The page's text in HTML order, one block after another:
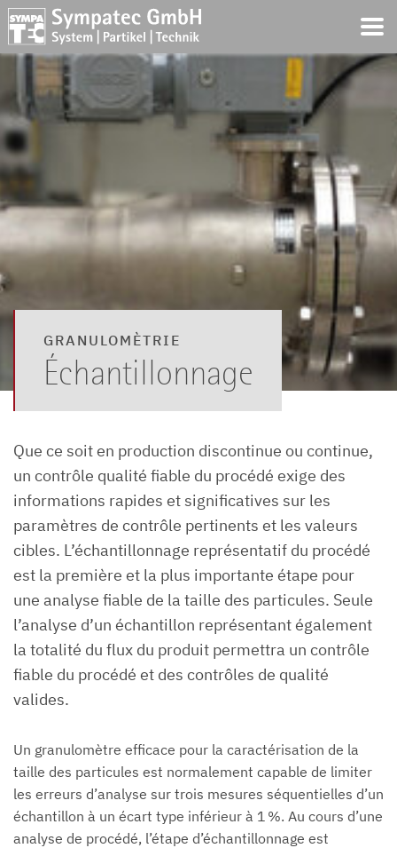
GRANULOMÈTRIE
Échantillonnage
Que ce soit en production discontinue ou continue,
un contrôle qualité fiable du procédé exige des
informations rapides et significatives sur les
paramètres de contrôle pertinents et les valeurs
cibles. L’échantillonnage représentatif du procédé
est la première et la plus importante étape pour
une analyse fiable de la taille des particules. Seule
l’analyse d’un échantillon représentant également
la totalité du flux du produit permettra un contrôle
fiable du procédé et des contrôles de qualité
valides.
Un granulomètre efficace pour la caractérisation de la
taille des particules est normalement capable de limiter
les erreurs d’analyse sur trois mesures séquentielles d’un
échantillon à un écart type inférieur à 1 %. Au cours d’une
analyse de procédé, l’étape d’échantillonnage est